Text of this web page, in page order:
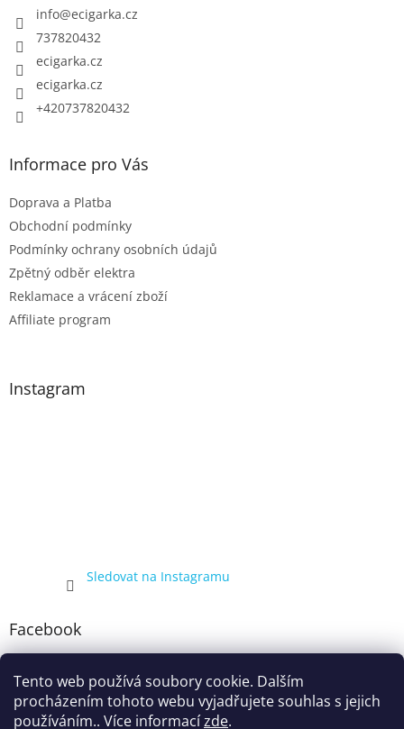
Tento web používá soubory cookie. Dalším
procházením tohoto webu vyjadřujete souhlas s jejich
používáním.. Více informacízde.
info@ecigarka.cz
737820432
ecigarka.cz
ecigarka.cz
+420737820432
Informace pro Vás
Doprava a Platba
Obchodní podmínky
Podmínky ochrany osobních údajů
Zpětný odběr elektra
Reklamace a vrácení zboží
Affiliate program
Instagram
Sledovat na Instagramu
Facebook